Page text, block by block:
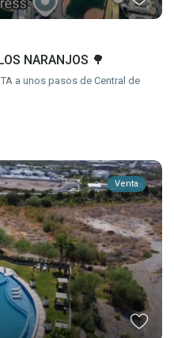
NARANJOS 🌳
a unos pasos de Central de
Venta